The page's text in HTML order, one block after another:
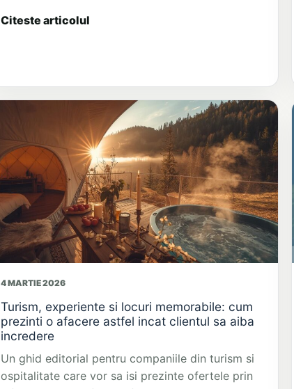
Citeste articolul
4 MARTIE 2026
Turism, experiente si locuri memorabile: cum
prezinti o afacere astfel incat clientul sa aiba
incredere
Un ghid editorial pentru companiile din turism si
ospitalitate care vor sa isi prezinte ofertele prin